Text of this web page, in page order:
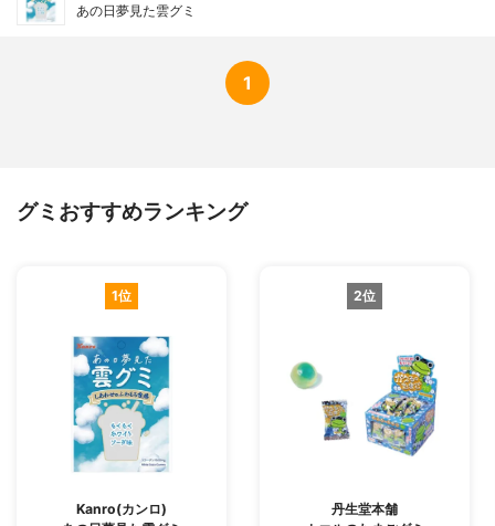
あの日夢見た雲グミ
1
グミおすすめランキング
1位
Kanro(カンロ)
2位
丹生堂本舗